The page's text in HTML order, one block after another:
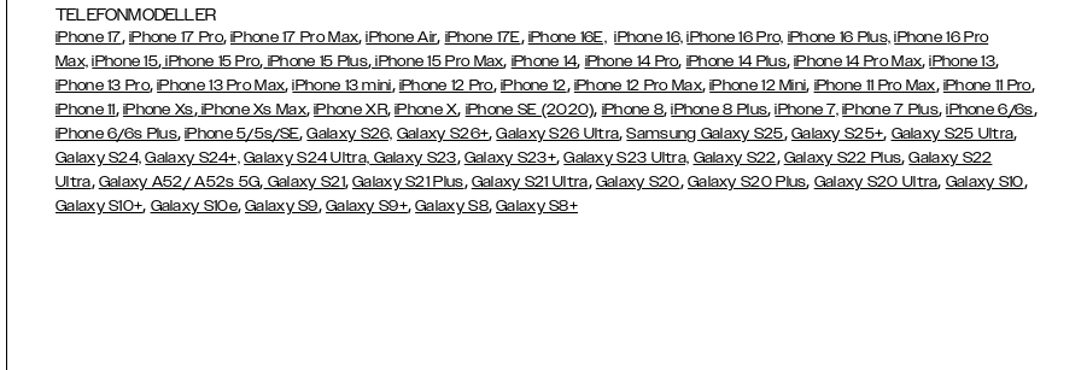
TELEFONMODELLER
iPhone 17, iPhone 17 Pro,iPhone 17 Pro Max,iPhone Air, iPhone 17E, iPhone 16E, iPhone 16, iPhone 16 Pro, iPhone 16 Plus, iPhone 16 Pro
Max, iPhone 15, iPhone 15 Pro, iPhone 15 Plus, iPhone 15 Pro Max, iPhone 14, iPhone 14 Pro, iPhone 14 Plus,iPhone 14 Pro Max,iPhone 13,
iPhone 13 Pro,iPhone 13 Pro Max,iPhone 13 mini, iPhone 12 Pro, iPhone 12, iPhone 12 Pro Max,iPhone 12 Mini, iPhone 11 Pro Max, iPhone 11 Pro,
iPhone 11, iPhone Xs,iPhone Xs Max,iPhone XR,iPhone X, iPhone SE (2020), iPhone 8,iPhone 8 Plus,iPhone 7, iPhone 7 Plus,iPhone 6/6s,
iPhone 6/6s Plus,iPhone 5/5s/SE,Galaxy S26, Galaxy S26+,Galaxy S26 Ultra,Samsung Galaxy S25, Galaxy S25+, Galaxy S25 Ultra,
Galaxy S24, Galaxy S24+, Galaxy S24 Ultra, Galaxy S23, Galaxy S23+,Galaxy S23 Ultra, Galaxy S22, Galaxy S22 Plus,Galaxy S22
Ultra, Galaxy A52/ A52s 5G, Galaxy S21,Galaxy S21 Plus, Galaxy S21 Ultra, Galaxy S20, Galaxy S20 Plus, Galaxy S20 Ultra, Galaxy S10,
Galaxy S10+, Galaxy S10e,Galaxy S9, Galaxy S9+,Galaxy S8,Galaxy S8+